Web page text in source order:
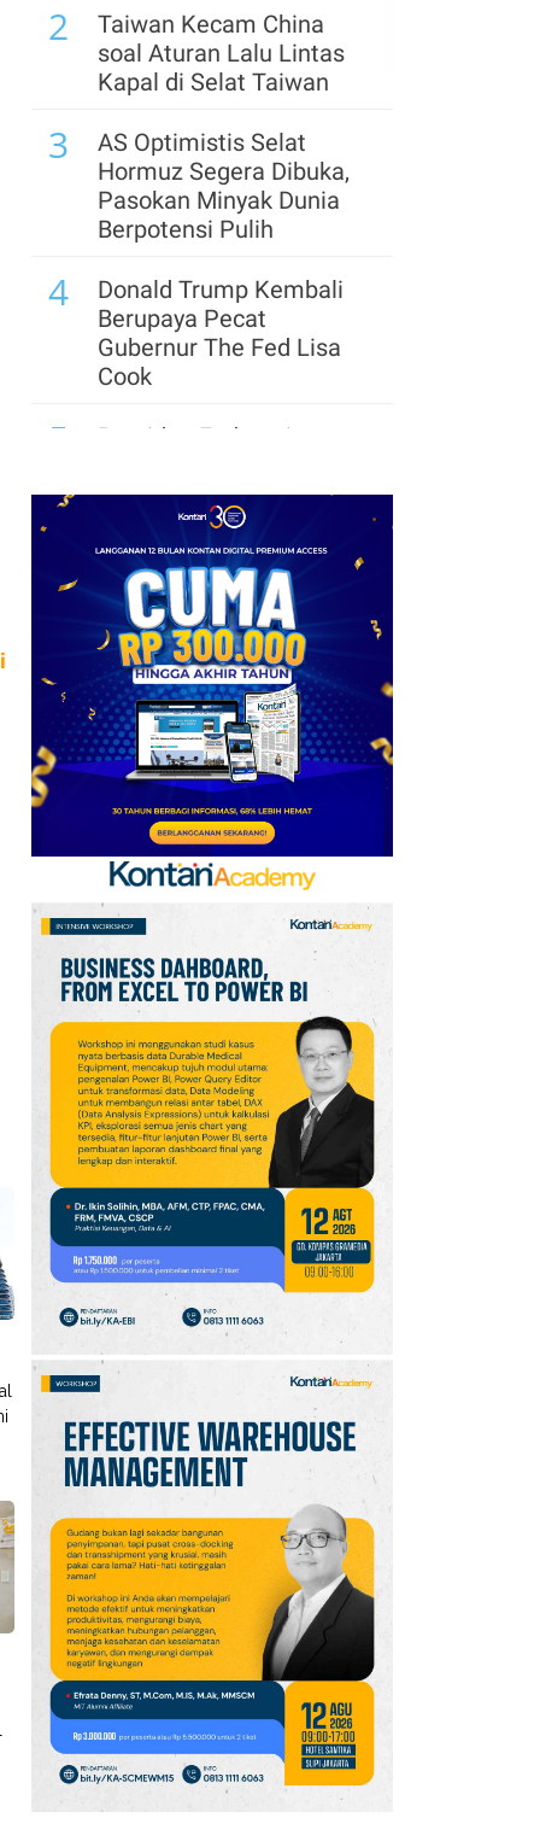
2
Taiwan Kecam China
soal Aturan Lalu Lintas
Kapal di Selat Taiwan
3
AS Optimistis Selat
Hormuz Segera Dibuka,
Pasokan Minyak Dunia
Berpotensi Pulih
4
Donald Trump Kembali
Berupaya Pecat
Gubernur The Fed Lisa
Cook
5
Presiden Federasi
Sendiri yang Tentukan
Waktu Pensiun
6
Pemerintah Trump
Siapkan US$ 3 Miliar
untuk Proyek Mineral
Strategis AS
7
Update Daftar Paspor
Terkuat di Dunia 2026:
Singapura Masih yang
Terbaik
Houthi Serang Marib
Lagi, PBB Peringatkan
Yaman di Ambang
Konflik Lebih Luas
9
Harga Emas Melonjak ke
Level Tertinggi 7 Pekan,
Data Jobs AS Jadi
Pendorong
10 Harga Minyak Brent Naik
US$ 1, Pasar Cemas
Perang Iran Belum
Berakhir